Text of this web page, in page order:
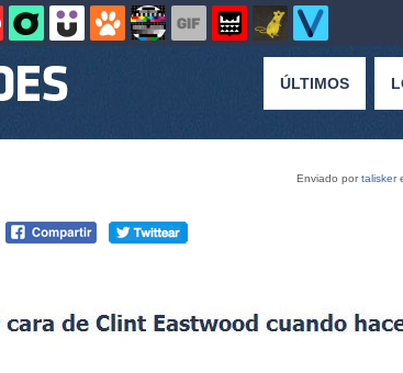
ÚLTIMOS
Enviado portalisker